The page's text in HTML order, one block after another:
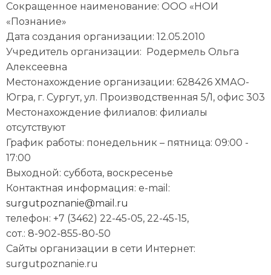
Сокращенное наименование: ООО «НОИ
«Познание»
Дата создания организации: 12.05.2010
Учредитель организации: Родермель Ольга
Алексеевна
Местонахождение организации: 628426 ХМАО-
Югра, г. Сургут, ул. Производственная 5/1, офис 303
Местонахождение филиалов: филиалы
отсутствуют
График работы: понедельник – пятница: 09:00 -
17:00
Выходной: суббота, воскресенье
Контактная информация: e-mail:
surgutpoznanie@mail.ru
телефон: +7 (3462) 22-45-05, 22-45-15,
сот.: 8-902-855-80-50
Сайты организации в сети Интернет:
surgutpoznanie.ru